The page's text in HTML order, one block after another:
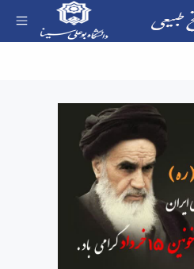
سی‌و ششمین سالگرد
امام خمینی (ره) - موزه
تاریخ طبیعی